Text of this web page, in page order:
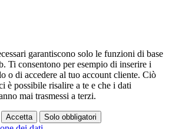
garantiscono solo le funzioni di base
Ti consentono per esempio di inserire i
o di accedere al tuo account cliente. Ciò
è possibile risalire a te e che i dati
mai trasmessi a terzi.
Accetta Solo obbligatori